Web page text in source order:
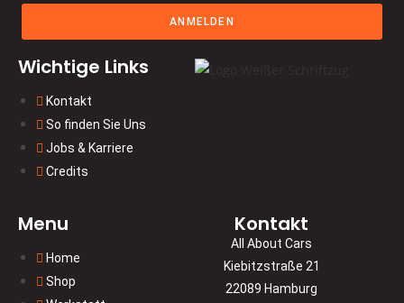
ANMELDEN
Wichtige Links
Kontakt
So finden Sie Uns
Jobs & Karriere
Credits
Menu
Home
Shop
Kontakt
All About Cars
Kiebitzstraße 21
22089 Hamburg